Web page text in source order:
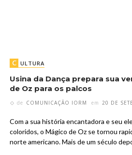
C ULTURA
Usina da Dança prepara sua
de Oz para os palcos
de COMUNICAÇÃO IORM em 20 DE
Com a sua história encantadora e seu
coloridos, o Mágico de Oz se tornou
norte americano. Mais de um século